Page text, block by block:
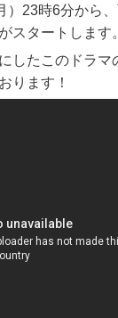
）23時6分から
スタートします。
したこのドラマ
ります！